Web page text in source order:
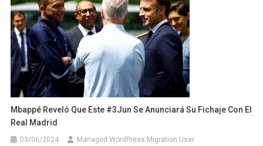
Mbappé Reveló Que Este #3Jun Se Anunciará Su Fichaje Con El
Real Madrid
03/06/2024 Managed WordPress Migration User